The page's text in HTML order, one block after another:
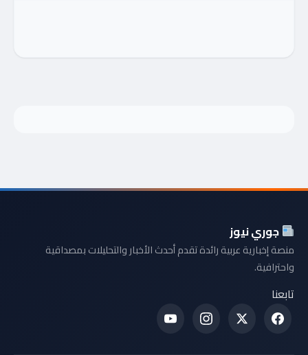
جوري نيوز
منصة إخبارية عربية رائدة تقدم أحدث الأخبار والتحليلات بمصداقية
واحترافية.
تابعنا